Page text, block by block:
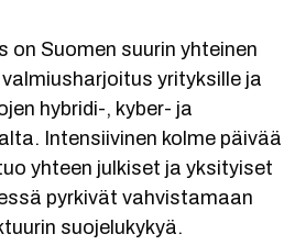
Suomen suurin yhteinen
yrityksille ja
hybridi-, kyber- ja
Intensiivinen kolme päivää
yhteen julkiset ja yksityiset
pyrkivät vahvistamaan
suojelukykyä.